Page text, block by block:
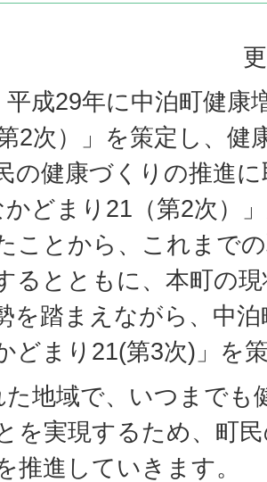
成29年に中泊町健康
2次）」を策定し、健
の健康づくりの推進
どまり21（第2次）
ことから、これまで
るとともに、本町の
を踏まえながら、中
どまり21(第3次)」を
地域で、いつまでも
を実現するため、町
推進していきます。